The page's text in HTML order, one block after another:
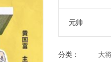
元帅
分类： 大